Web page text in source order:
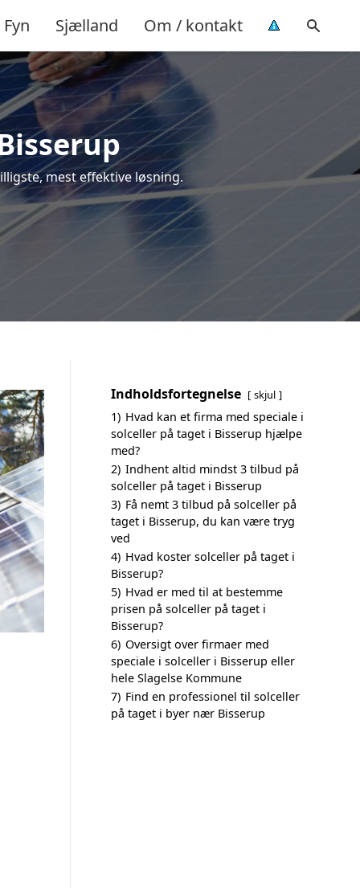
Fyn Sjælland Om / kontakt
mest effektive løsning.
Indholdsfortegnelse skjul
1) Hvad kan et firma med speciale i
solceller på taget i Bisserup hjælpe
med?
2) Indhent altid mindst 3 tilbud på
solceller på taget i Bisserup
3) Få nemt 3 tilbud på solceller på
taget i Bisserup, du kan være tryg
ved
4) Hvad koster solceller på taget i
Bisserup?
5) Hvad er med til at bestemme
prisen på solceller på taget i
Bisserup?
6) Oversigt over firmaer med
speciale i solceller i Bisserup eller
hele Slagelse Kommune
7) Find en professionel til solceller
på taget i byer nær Bisserup